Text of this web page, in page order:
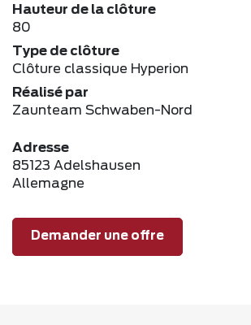
Hauteur de la clôture
80
Type de clôture
Clôture classique Hyperion
Réalisé par
Zaunteam Schwaben-Nord
Adresse
85123 Adelshausen
Allemagne
Demander une offre